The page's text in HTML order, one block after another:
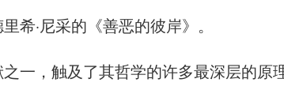
希·尼采的《善恶的彼岸》。
一，触及了其哲学的许多最深层的原